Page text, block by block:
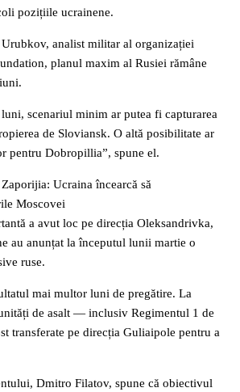
pozițiile ucrainene.
analist militar al organizației
planul maxim al Rusiei rămâne
luni, scenariul minim ar putea fi capturarea
de Sloviansk. O altă posibilitate ar
pentru Dobropillia”, spune el.
Ucraina încearcă să
Moscovei
a avut loc pe direcția Oleksandrivka,
au anunțat la începutul lunii martie o
ruse.
mai multor luni de pregătire. La
de asalt — inclusiv Regimentul 1 de
transferate pe direcția Guliaipole pentru a
Dmitro Filatov, spune că obiectivul